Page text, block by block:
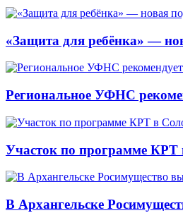
«Защита для ребёнка» —
Региональное УФНС
Участок по программе КРТ
В Архангельске